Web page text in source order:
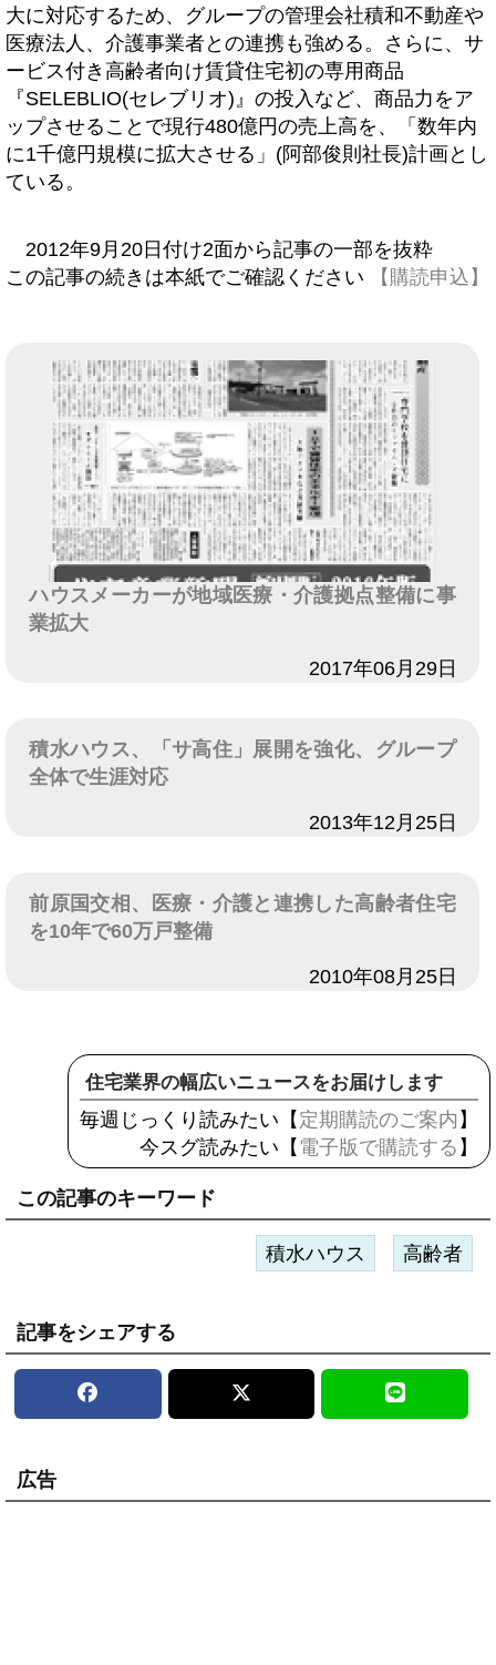
大に対応するため、グループの管理会社積和不動産や
医療法人、介護事業者との連携も強める。さらに、サ
ービス付き高齢者向け賃貸住宅初の専用商品
『SELEBLIO(セレブリオ)』の投入など、商品力をア
ップさせることで現行480億円の売上高を、「数年内
に1千億円規模に拡大させる」(阿部俊則社長)計画とし
ている。
2012年9月20日付け2面から記事の一部を抜粋
この記事の続きは本紙でご確認ください
【購読申込】
ハウスメーカーが地域医療・介護拠点整備に事
業拡大
2017年06月29日
積水ハウス、「サ高住」展開を強化、グループ
全体で生涯対応
2013年12月25日
前原国交相、医療・介護と連携した高齢者住宅
を10年で60万戸整備
2010年08月25日
住宅業界の幅広いニュースをお届けします
毎週じっくり読みたい【 定期購読のご案内 】
今スグ読みたい【 電子版で購読する 】
この記事のキーワード
積水ハウス 高齢者
記事をシェアする
広告